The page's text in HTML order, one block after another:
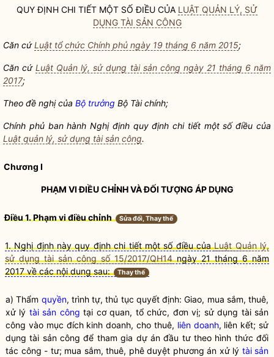
QUY ĐỊNH CHI TIẾT MỘT SỐ ĐIỀU CỦA LUẬT QUẢN LÝ, SỬ
DỤNG TÀI SẢN CÔNG
Căn cứLuật tổ chức Chính phủ ngày 19 tháng 6 năm 2015;
Căn cứLuật Quản lý, sử dụng tài sản công ngày 21 tháng 6 năm
2017;
Theo đề nghị của Bộ trưởng Bộ Tài chính;
Chính phủ ban hành Nghị định quy định chi tiết một số điều của
Luật quản lý, sử dụng tài sản công.
Chương I
PHẠM VI ĐIỀU CHỈNH VÀ ĐỐI TƯỢNG ÁP DỤNG
Điều 1. Phạm vi điều chỉnh Sửa đổi, Thay thế
1. Nghị định này quy định chi tiết một số điều củaLuật Quản lý,
sử dụng tài sản công số 15/2017/QH14ngày 21 tháng 6 năm
2017 về các nội dung sau:
Thay thế
a) Thẩm quyền, trình tự, thủ tục quyết định: Giao, mua sắm, thuê,
xử lý tài sản công tại cơ quan, tổ chức, đơn vị; sử dụng tài sản
công vào mục đích kinh doanh, cho thuê, liên doanh, liên kết; sử
dụngtài sản công để tham gia dự án đầu tư theo hình thức đối
tác công - tư; mua sắm, thuê, phê duyệt phương án xử lý tài sản